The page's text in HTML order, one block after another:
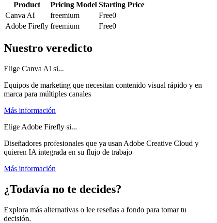
Product Pricing Model Starting Price
Canva AI
freemium Free0
Adobe Firefly freemium Free0
Nuestro veredicto
Elige Canva AI si...
Equipos de marketing que necesitan contenido visual rápido y en
marca para múltiples canales
Más información
Elige Adobe Firefly si...
Diseñadores profesionales que ya usan Adobe Creative Cloud y
quieren IA integrada en su flujo de trabajo
Más información
¿Todavía no te decides?
Explora más alternativas o lee reseñas a fondo para tomar tu
decisión.